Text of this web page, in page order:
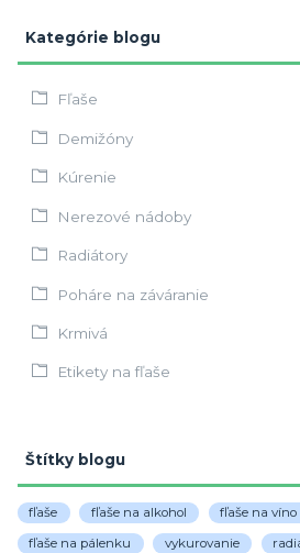
Kategórie blogu
Fľaše
Demižóny
Kúrenie
Nerezové nádoby
Radiátory
Poháre na záváranie
Krmivá
Etikety na fľaše
Štítky blogu
fľaše fľaše na alkohol fľaše na víno
fľaše na pálenku vykurovanie